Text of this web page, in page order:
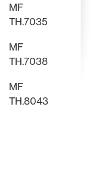
MF
TH.7035
MF
TH.7038
MF
TH.8043